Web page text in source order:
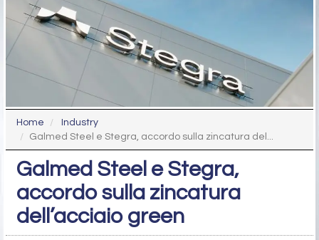
Home
Industry
Galmed Steel e Stegra, accordo sulla zincatura del...
Galmed Steel e Stegra,
accordo sulla zincatura
dell’acciaio green